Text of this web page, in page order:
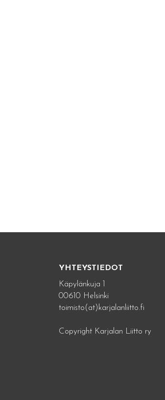
Puheenjohtaja
Sihteeri Sirpa
Taloudenhoitaja,
Jäsen Elli
YHTEYSTIEDOT
Käpylänkuja 1
00610 Helsinki
toimisto(at)karjalanliitto.fi
Copyright Karjalan Liitto ry